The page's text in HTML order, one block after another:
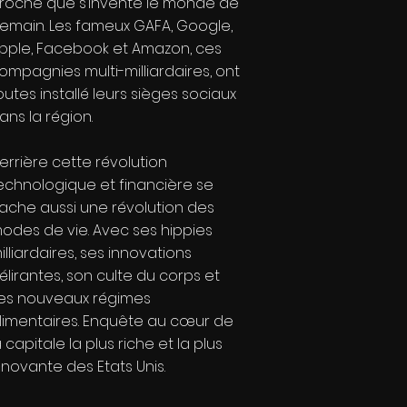
Les fameux GAFA, Google,
Facebook et Amazon, ces
multi-milliardaires, ont
installé leurs sièges sociaux
la région.
cette révolution
et financière se
aussi une révolution des
de vie. Avec ses hippies
ses innovations
son culte du corps et
nouveaux régimes
Enquête au cœur de
capitale la plus riche et la plus
des Etats Unis.